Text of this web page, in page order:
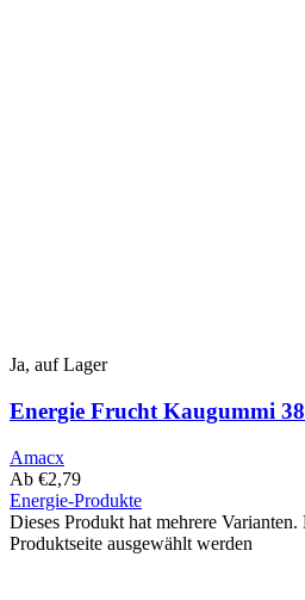
Ja, auf Lager
Energie Frucht Kaugummi
Amacx
Ab €2,79
Energie-Produkte
Dieses Produkt hat mehrere
Produktseite ausgewählt werden